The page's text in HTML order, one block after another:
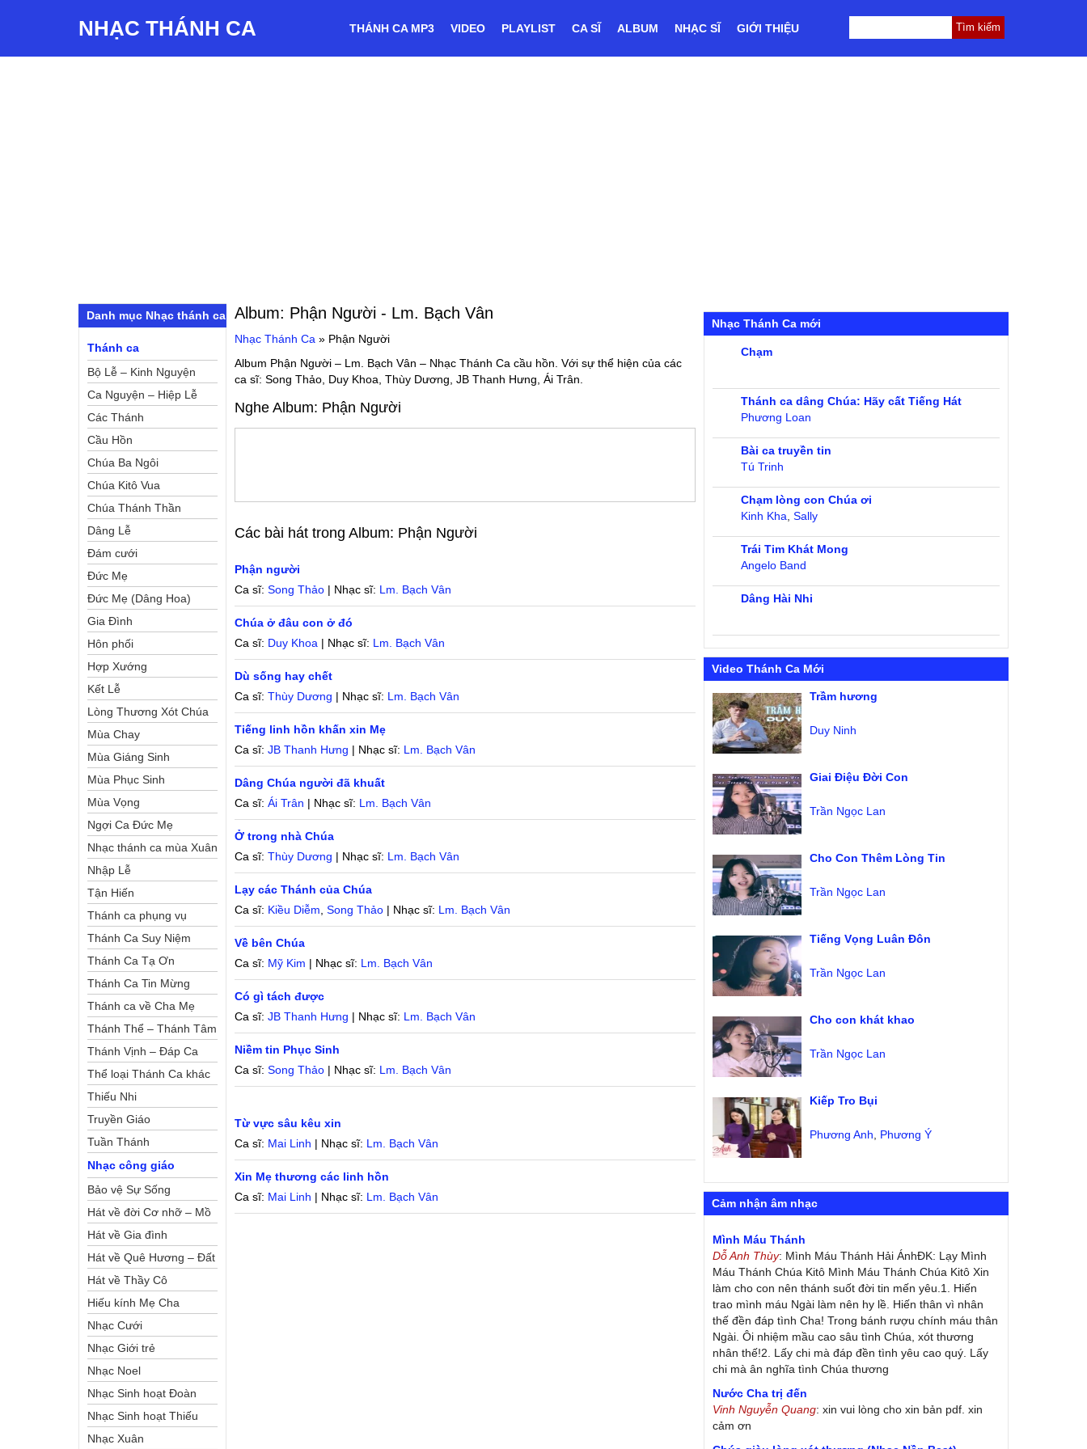
NHẠC THÁNH CA THÁNH CA MP3 VIDEO PLAYLIST CA SĨ ALBUM NHẠC SĨ GIỚI THIỆU
Album: Phận Người - Lm. Bạch Vân
Nhạc Thánh Ca » Phận Người
Album Phận Người – Lm. Bạch Vân – Nhạc Thánh Ca cầu hồn. Với sự thể hiện của các
ca sĩ: Song Thảo, Duy Khoa, Thùy Dương, JB Thanh Hưng, Ái Trân.
Nghe Album: Phận Người
Các bài hát trong Album: Phận Người
Phận người
Ca sĩ:Song Thảo | Nhạc sĩ: Lm. Bạch Vân
Chúa ở đâu con ở đó
Ca sĩ: Duy Khoa | Nhạc sĩ: Lm. Bạch Vân
Dù sống hay chết
Ca sĩ:Thùy Dương | Nhạc sĩ: Lm. Bạch Vân
Tiếng linh hồn khấn xin Mẹ
Ca sĩ:JB Thanh Hưng | Nhạc sĩ: Lm. Bạch Vân
Dâng Chúa người đã khuất
Ca sĩ:Ái Trân | Nhạc sĩ: Lm. Bạch Vân
Ở trong nhà Chúa
Ca sĩ:Thùy Dương | Nhạc sĩ: Lm. Bạch Vân
Lạy các Thánh của Chúa
Ca sĩ: Kiều Diễm ,Song Thảo | Nhạc sĩ: Lm. Bạch Vân
Về bên Chúa
Ca sĩ: Mỹ Kim | Nhạc sĩ: Lm. Bạch Vân
Có gì tách được
Ca sĩ:JB Thanh Hưng | Nhạc sĩ: Lm. Bạch Vân
Niềm tin Phục Sinh
Ca sĩ:Song Thảo | Nhạc sĩ: Lm. Bạch Vân
Từ vực sâu kêu xin
Ca sĩ: Mai Linh | Nhạc sĩ: Lm. Bạch Vân
Xin Mẹ thương các linh hồn
Ca sĩ: Mai Linh | Nhạc sĩ: Lm. Bạch Vân
Danh mục Nhạc thánh ca
Thánh ca
Bộ Lễ – Kinh Nguyện
Ca Nguyện – Hiệp Lễ
Các Thánh
Cầu Hồn
Chúa Ba Ngôi
Chúa Kitô Vua
Chúa Thánh Thần
Dâng Lễ
Đám cưới
Đức Mẹ
Đức Mẹ (Dâng Hoa)
Gia Đình
Hôn phối
Hợp Xướng
Kết Lễ
Lòng Thương Xót Chúa
Mùa Chay
Mùa Giáng Sinh
Mùa Phục Sinh
Mùa Vọng
Ngợi Ca Đức Mẹ
Nhạc thánh ca mùa Xuân
Nhập Lễ
Tận Hiến
Thánh ca phụng vụ
Thánh Ca Suy Niệm
Thánh Ca Tạ Ơn
Thánh Ca Tin Mừng
Thánh ca về Cha Mẹ
Thánh Thể – Thánh Tâm
Thánh Vịnh – Đáp Ca
Thể loại Thánh Ca khác
Thiếu Nhi
Truyền Giáo
Tuần Thánh
Nhạc công giáo
Bảo vệ Sự Sống
Hát về đời Cơ nhỡ – Mồ
côi
Hát về Gia đình
Hát về Quê Hương – Đất
Nước
Hát về Thầy Cô
Hiếu kính Mẹ Cha
Nhạc Cưới
Nhạc Giới trẻ
Nhạc Noel
Nhạc Sinh hoạt Đoàn
Thể Công Giáo
Nhạc Sinh hoạt Thiếu
Nhi
Nhạc Xuân
Nhạc Thánh Ca mới
Chạm
Thánh ca dâng Chúa: Hãy cất Tiếng Hát
Phương Loan
Bài ca truyền tin
Tú Trinh
Chạm lòng con Chúa ơi
Kinh Kha ,Sally
Trái Tim Khát Mong
Angelo Band
Dâng Hài Nhi
Video Thánh Ca Mới
Trầm hương
Duy Ninh
Giai Điệu Đời Con
Trần Ngọc Lan
Cho Con Thêm Lòng Tin
Trần Ngọc Lan
Tiếng Vọng Luân Đôn
Trần Ngọc Lan
Cho con khát khao
Trần Ngọc Lan
Kiếp Tro Bụi
Phương Anh Phương Ý
Cảm nhận âm nhạc
Mình Máu Thánh
Dỗ Anh Thùy: Mình Máu Thánh Hải ÁnhĐK: Lạy Mình
Máu Thánh Chúa Kitô Mình Máu Thánh Chúa Kitô Xin
làm cho con nên thánh suốt đời tin mến yêu.1. Hiến
trao mình máu Ngài làm nên hy lề. Hiến thân vì nhân
thế đền đáp tình Cha! Trong bánh rượu chính máu thân
Ngài. Ôi nhiệm mầu cao sâu tình Chúa, xót thương
nhân thế!2. Lấy chi mà đáp đền tình yêu cao quý. Lấy
chi mà ân nghĩa tình Chúa thương
Nước Cha trị đến
Vinh Nguyễn Quang: xin vui lòng cho xin bản pdf. xin
cảm ơn